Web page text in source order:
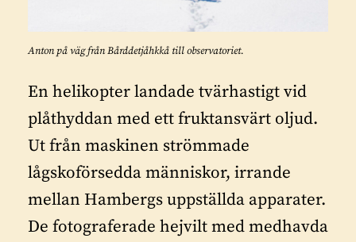
Anton på väg från Bårddetjåhkkå till observatoriet.
En helikopter landade tvärhastigt vid
plåthyddan med ett fruktansvärt oljud.
Ut från maskinen strömmade
lågskoförsedda människor, irrande
mellan Hambergs uppställda apparater.
De fotograferade hejvilt med medhavda